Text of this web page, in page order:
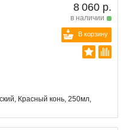
8 060 р.
в наличии
В корзину
Красный конь, 250мл,